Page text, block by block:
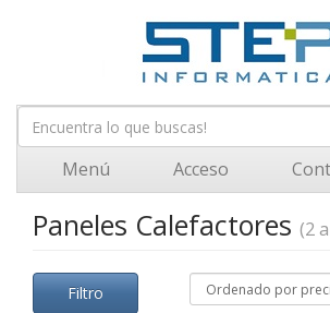
Menú Acceso
Paneles Calefactores (2
Filtro